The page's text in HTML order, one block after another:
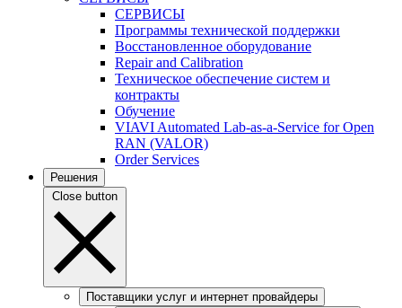
СЕРВИСЫ
Программы технической поддержки
Восстановленное оборудование
Repair and Calibration
Техническое обеспечение систем и
контракты
Обучение
VIAVI Automated Lab-as-a-Service for Open
RAN (VALOR)
Order Services
Решения
Close button
Поставщики услуг и интернет провайдеры